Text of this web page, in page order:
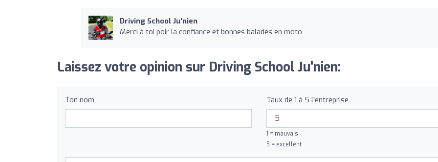
Driving School Ju'nien
Merci à toi poir la confiance et bonnes balades en moto
Laissez votre opinion sur Driving School Ju'nien:
Ton nom Taux de 1 à 5 l'entreprise
1 = mauvais
5 = excellent